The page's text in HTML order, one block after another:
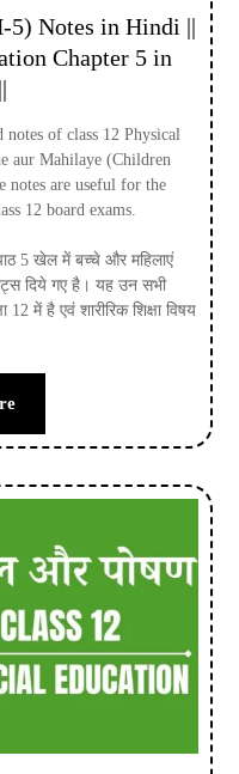
5) Notes in Hindi ||
Chapter 5 in
of class 12 Physical
aur Mahilaye (Children
notes are useful for the
12 board exams.
5 खेल में बच्चे और महिलाएं
दिये गए है। यह उन सभी
12 में है एवं शारीरिक शिक्षा विषय